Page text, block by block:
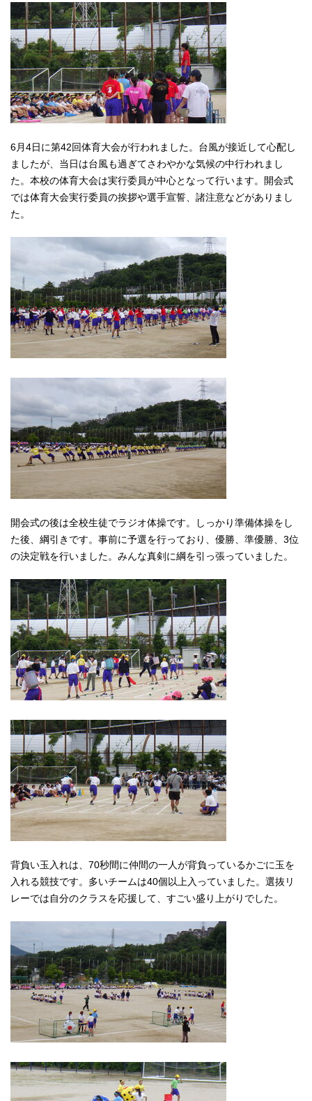
6月4日に第42回体育大会が行われました。台風が接近して心配し
ましたが、当日は台風も過ぎてさわやかな気候の中行われまし
た。本校の体育大会は実行委員が中心となって行います。開会式
では体育大会実行委員の挨拶や選手宣誓、諸注意などがありまし
た。
開会式の後は全校生徒でラジオ体操です。しっかり準備体操をし
た後、綱引きです。事前に予選を行っており、優勝、準優勝、3位
の決定戦を行いました。みんな真剣に綱を引っ張っていました。
背負い玉入れは、70秒間に仲間の一人が背負っているかごに玉を
入れる競技です。多いチームは40個以上入っていました。選抜リ
レーでは自分のクラスを応援して、すごい盛り上がりでした。